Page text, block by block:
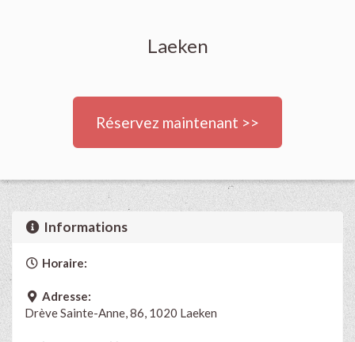
Laeken
Réservez maintenant >>
Informations
Horaire:
Adresse:
Drève Sainte-Anne, 86, 1020 Laeken